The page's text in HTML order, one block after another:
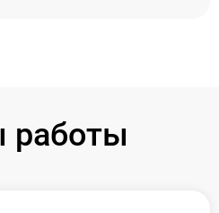
работы